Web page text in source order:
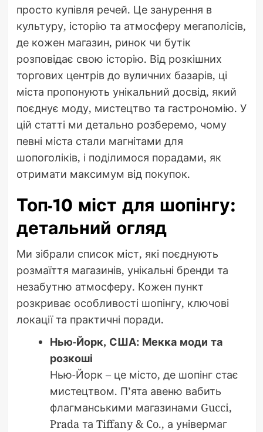
просто купівля речей. Це занурення в
культуру, історію та атмосферу мегаполісів,
де кожен магазин, ринок чи бутік
розповідає свою історію. Від розкішних
торгових центрів до вуличних базарів, ці
міста пропонують унікальний досвід, який
поєднує моду, мистецтво та гастрономію. У
цій статті ми детально розберемо, чому
певні міста стали магнітами для
шопоголіків, і поділимося порадами, як
отримати максимум від покупок.
Топ-10 міст для шопінгу:
детальний огляд
Ми зібрали список міст, які поєднують
розмаїття магазинів, унікальні бренди та
незабутню атмосферу. Кожен пункт
розкриває особливості шопінгу, ключові
локації та практичні поради.
Нью-Йорк, США: Мекка моди та
розкоші
Нью-Йорк – це місто, де шопінг стає
мистецтвом. П’ята авеню вабить
флагманськими магазинами Gucci,
Prada та Tiffany & Co., а універмаг